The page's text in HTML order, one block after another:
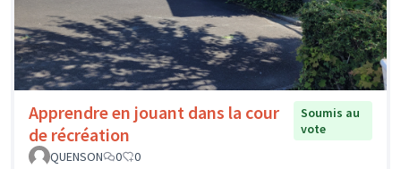
Apprendre en jouant dans la cour
de récréation
Soumis au
vote
QUENSON
0 0